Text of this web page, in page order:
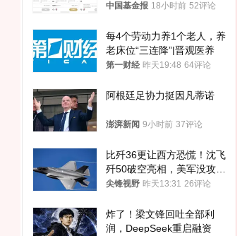
中国基金报 18小时前 52评论
每4个劳动力养1个老人，养
老床位“三连降”|晋观医养
第一财经 昨天19:48 64评论
阿根廷足协力挺因凡蒂诺
澎湃新闻 9小时前 37评论
比歼36更让西方恐慌！沈飞
歼50破空亮相，美军没攻克
的技术被拿下
尖锋视野 昨天13:31 26评论
炸了！梁文锋回吐全部利
润，DeepSeek重启融资